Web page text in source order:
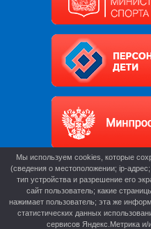
Мы используем cookies, которые
(сведения о местоположении; ip-
тип устройства и разрешение его
сайт пользователь; какие
нажимает пользователь; эта же
статистических данных
сервисов Яндекс.Метрика и/